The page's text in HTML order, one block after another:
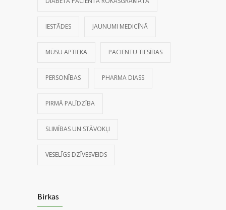
IESTĀDES JAUNUMI MEDICĪNĀ
MŪSU APTIEKA PACIENTU TIESĪBAS
PERSONĪBAS PHARMA DIASS
PIRMĀ PALĪDZĪBA
SLIMĪBAS UN STĀVOKĻI
VESELĪGS DZĪVESVEIDS
Birkas